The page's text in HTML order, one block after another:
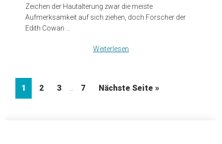
Zeichen der Hautalterung zwar die meiste
Aufmerksamkeit auf sich ziehen, doch Forscher der
Edith Cowan ...
Weiterlesen
Seite
1 Seite
2 Seite
3
Weggelassene
… Seite
7 Nächste Seite »